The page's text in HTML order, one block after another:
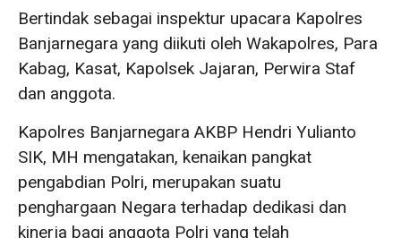
Bertindak sebagai inspektur upacara Kapolres
Banjarnegara yang diikuti oleh Wakapolres, Para
Kabag, Kasat, Kapolsek Jajaran, Perwira Staf
dan anggota.
Kapolres Banjarnegara AKBP Hendri Yulianto
SIK, MH mengatakan, kenaikan pangkat
pengabdian Polri, merupakan suatu
penghargaan Negara terhadap dedikasi dan
kinerja bagi anggota Polri yang telah